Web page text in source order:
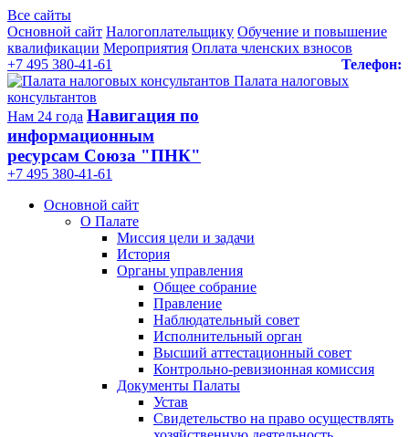
Все сайты
Основной сайт Налогоплательщику Обучение и повышение
квалификации Мероприятия Оплата членских взносов
Телефон:
+7 495 380-41-61
Палата налоговых
консультантов
Нам 24 года Навигация по
информационным
ресурсам Союза "ПНК"
+7 495 380‑41‑61
Основной сайт
О Палате
Миссия цели и задачи
История
Органы управления
Общее собрание
Правление
Наблюдательный совет
Исполнительный орган
Высший аттестационный совет
Контрольно-ревизионная комиссия
Документы Палаты
Устав
Свидетельство на право осуществлять